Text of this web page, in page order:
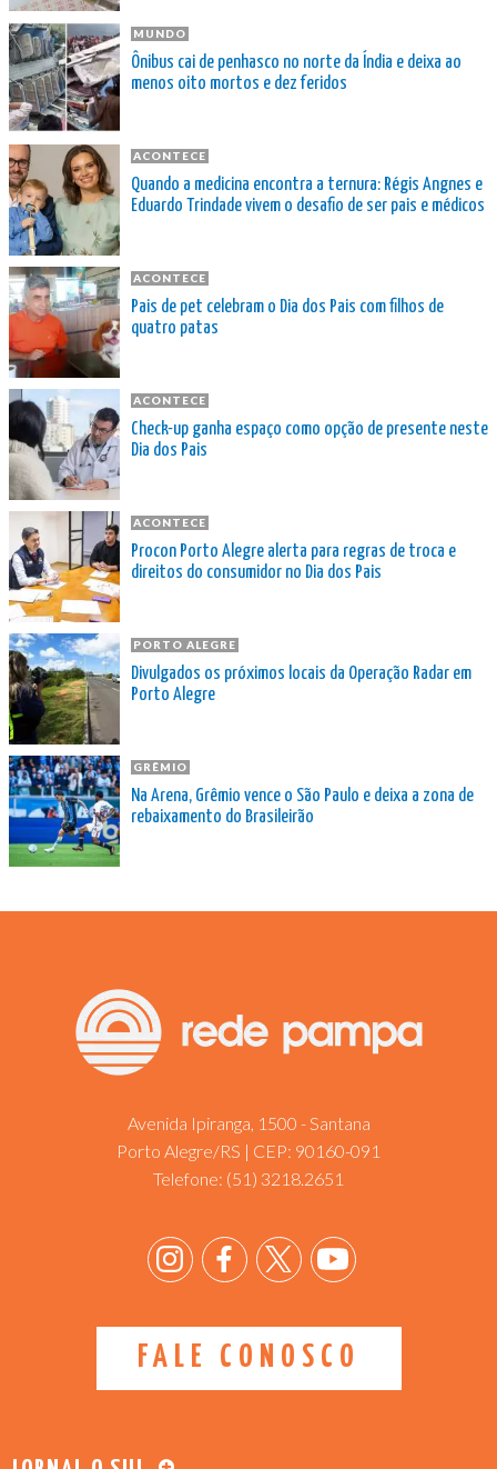
MUNDO
Ônibus cai de penhasco no norte da Índia e deixa ao
menos oito mortos e dez feridos
ACONTECE
Quando a medicina encontra a ternura: Régis Angnes e
Eduardo Trindade vivem o desafio de ser pais e médicos
ACONTECE
Pais de pet celebram o Dia dos Pais com filhos de
quatro patas
ACONTECE
Check-up ganha espaço como opção de presente neste
Dia dos Pais
ACONTECE
Procon Porto Alegre alerta para regras de troca e
direitos do consumidor no Dia dos Pais
PORTO ALEGRE
Divulgados os próximos locais da Operação Radar em
Porto Alegre
GRÊMIO
Na Arena, Grêmio vence o São Paulo e deixa a zona de
rebaixamento do Brasileirão
Avenida Ipiranga, 1500 - Santana
Porto Alegre/RS | CEP: 90160-091
Telefone: (51) 3218.2651
FALE CONOSCO